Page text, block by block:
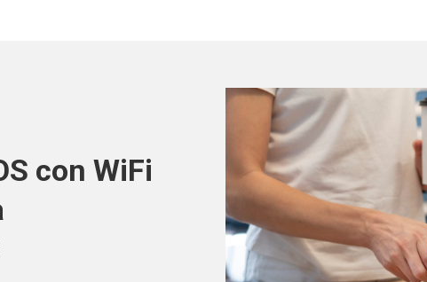
con WiFi